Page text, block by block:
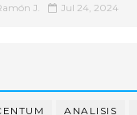
J. Jul 24, 2024
ANALISIS